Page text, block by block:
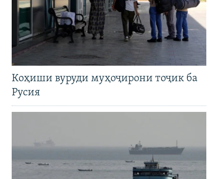
Коҳиши вуруди муҳоҷирони тоҷик ба
Русия